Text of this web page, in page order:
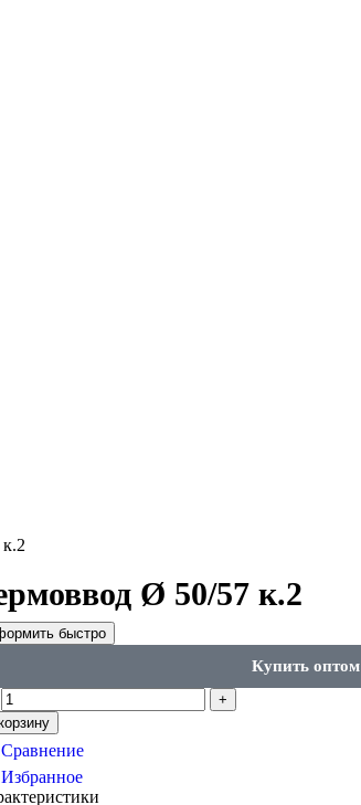
Ø 50/57 к.2
быстро
Купить оптом
Сравнение
Избранное